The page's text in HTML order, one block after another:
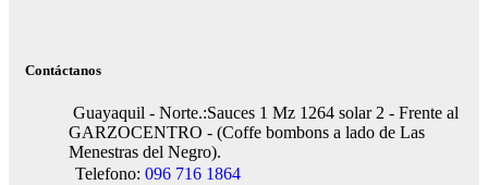
Contáctanos
Guayaquil - Norte.:Sauces 1 Mz 1264 solar 2 - Frente al
GARZOCENTRO - (Coffe bombons a lado de Las
Menestras del Negro).
Telefono: 096 716 1864